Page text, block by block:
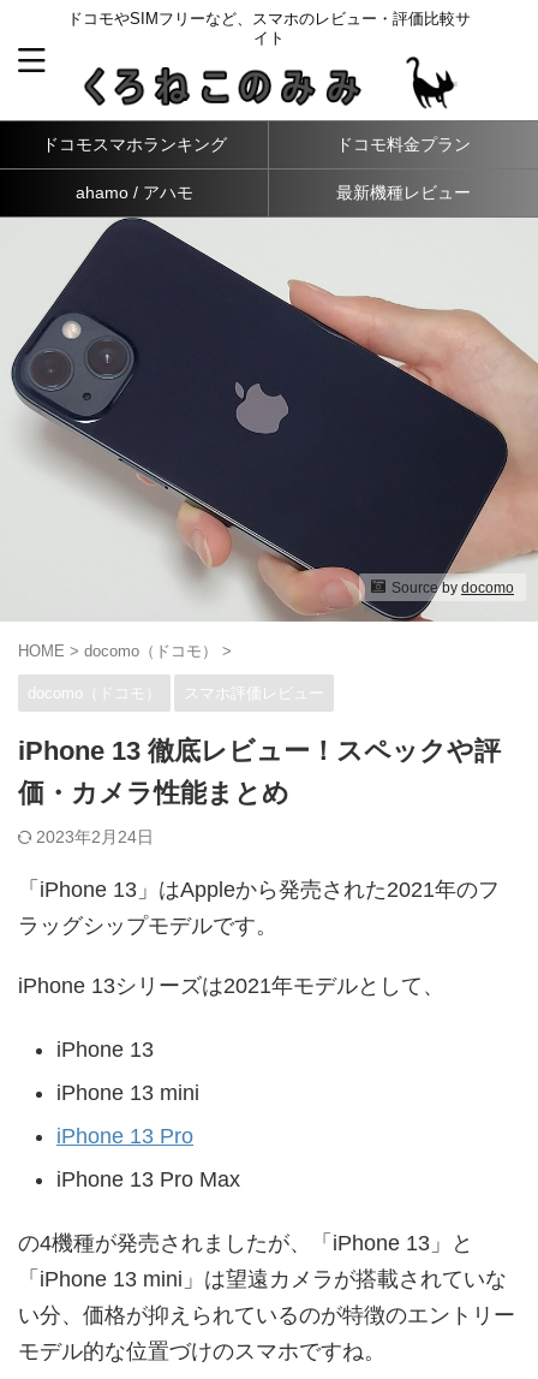
ドコモやSIMフリーなど、スマホのレビュー・評価比較サ
イト
ドコモスマホランキング ドコモ料金プラン
ahamo / アハモ 最新機種レビュー
Source by docomo
HOME > docomo（ドコモ） >
docomo（ドコモ） スマホ評価レビュー
iPhone 13 徹底レビュー！スペックや評
価・カメラ性能まとめ
2023年2月24日
「iPhone 13」はAppleから発売された2021年のフ
ラッグシップモデルです。
iPhone 13シリーズは2021年モデルとして、
iPhone 13
iPhone 13 mini
iPhone 13 Pro
iPhone 13 Pro Max
の4機種が発売されましたが、「iPhone 13」と
「iPhone 13 mini」は望遠カメラが搭載されていな
い分、価格が抑えられているのが特徴のエントリー
モデル的な位置づけのスマホですね。